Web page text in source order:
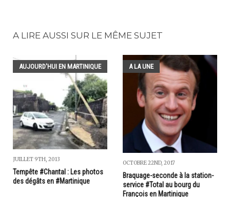
A LIRE AUSSI SUR LE MÊME SUJET
AUJOURD'HUI EN MARTINIQUE
JUILLET 9TH, 2013
Tempête #Chantal : Les photos
des dégâts en #Martinique
A LA UNE
OCTOBRE 22ND, 2017
Braquage-seconde à la station-
service #Total au bourg du
François en Martinique